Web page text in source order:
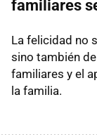
familiares
La felicidad no
sino también
familiares y el
la familia.